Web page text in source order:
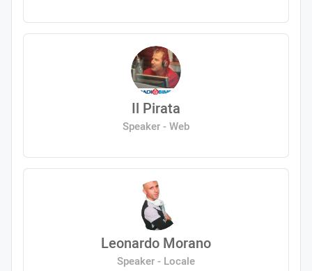
Il Pirata
Speaker - Web
Leonardo Morano
Speaker - Locale